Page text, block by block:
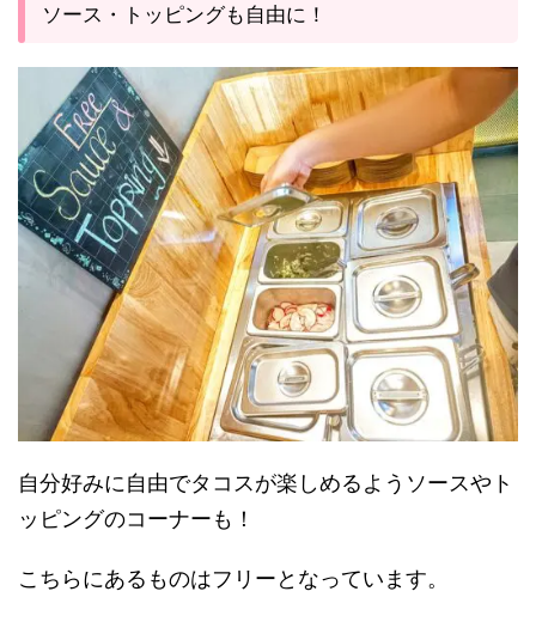
ソース・トッピングも自由に！
自分好みに自由でタコスが楽しめるようソースやト
ッピングのコーナーも！
こちらにあるものはフリーとなっています。